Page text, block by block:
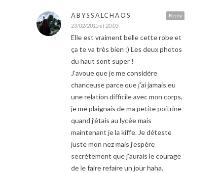
Reply
ABYSSALCHAOS
23/02/2015 at 20:03
Elle est vraiment belle cette robe et
ça te va très bien :) Les deux photos
du haut sont super !
J’avoue que je me considère
chanceuse parce que j’ai jamais eu
une relation difficile avec mon corps,
je me plaignais de ma petite poitrine
quand j’étais au lycée mais
maintenant je la kiffe. Je déteste
juste mon nez mais j’espère
secrètement que j’aurais le courage
de le faire refaire un jour haha.